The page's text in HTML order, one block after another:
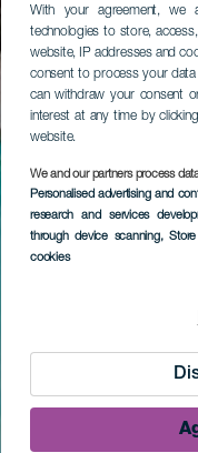
With your agreement,
technologies to store,
website, IP addresses and
consent to process your data
can withdraw your consent
interest at any time by
website.
We and our partners process
Personalised advertising and
research and services
through device scanning,
cookies